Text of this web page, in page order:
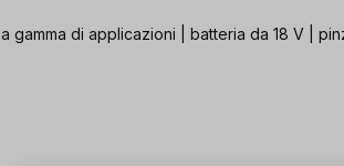
di applicazioni | batteria da 18 V |